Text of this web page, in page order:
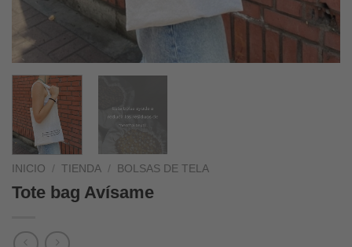
INICIO / TIENDA / BOLSAS DE TELA
Tote bag Avísame